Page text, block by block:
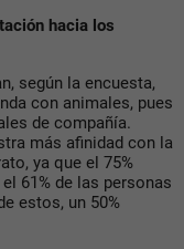
hacia los
según la encuesta,
con animales, pues
de compañía.
más afinidad con la
ya que el 75%
61% de las personas
estos, un 50%